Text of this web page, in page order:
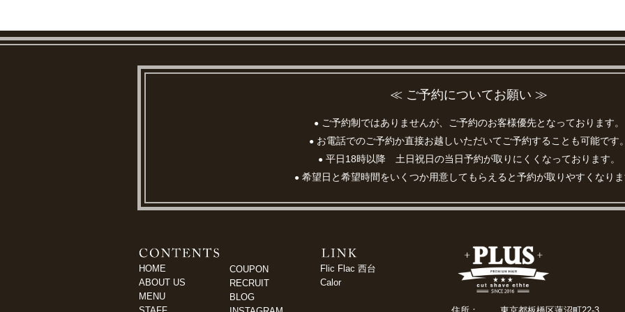
≪ ご予約についてお願い ≫
●ご予約制ではありませんが、ご予約のお客様優先となっております。
●お電話でのご予約か直接お越しいただいてご予約することも可能です
●平日18時以降 土日祝日の当日予約が取りにくくなっております。
●希望日と希望時間をいくつか用意してもらえると予約が取りやすくなり
HOME
ABOUT US
MENU
COUPON
RECRUIT
BLOG
Flic Flac 西台
Calor